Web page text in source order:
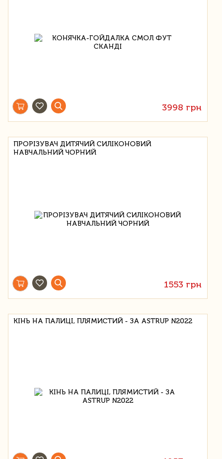
3998 грн
ПРОРІЗУВАЧ ДИТЯЧИЙ СИЛІКОНОВИЙ
НАВЧАЛЬНИЙ ЧОРНИЙ
1553 грн
КІНЬ НА ПАЛИЦІ, ПЛЯМИСТИЙ - ЗА ASTRUP N2022